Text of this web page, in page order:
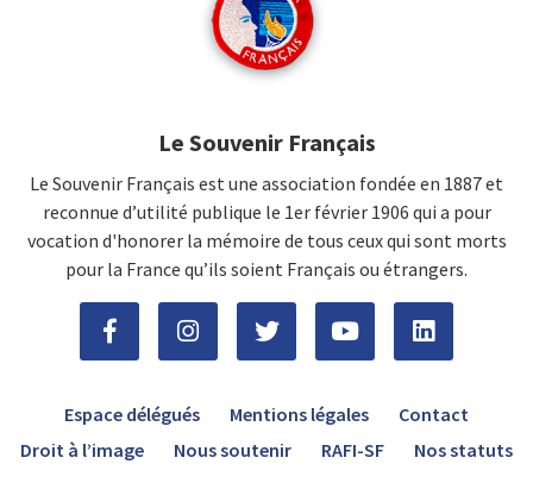
Le Souvenir Français
Le Souvenir Français est une association fondée en 1887 et
reconnue d’utilité publique le 1er février 1906 qui a pour
vocation d'honorer la mémoire de tous ceux qui sont morts
pour la France qu’ils soient Français ou étrangers.
Espace délégués Mentions légales
Contact
Droit à l’image
Nous soutenir RAFI-SF Nos statuts